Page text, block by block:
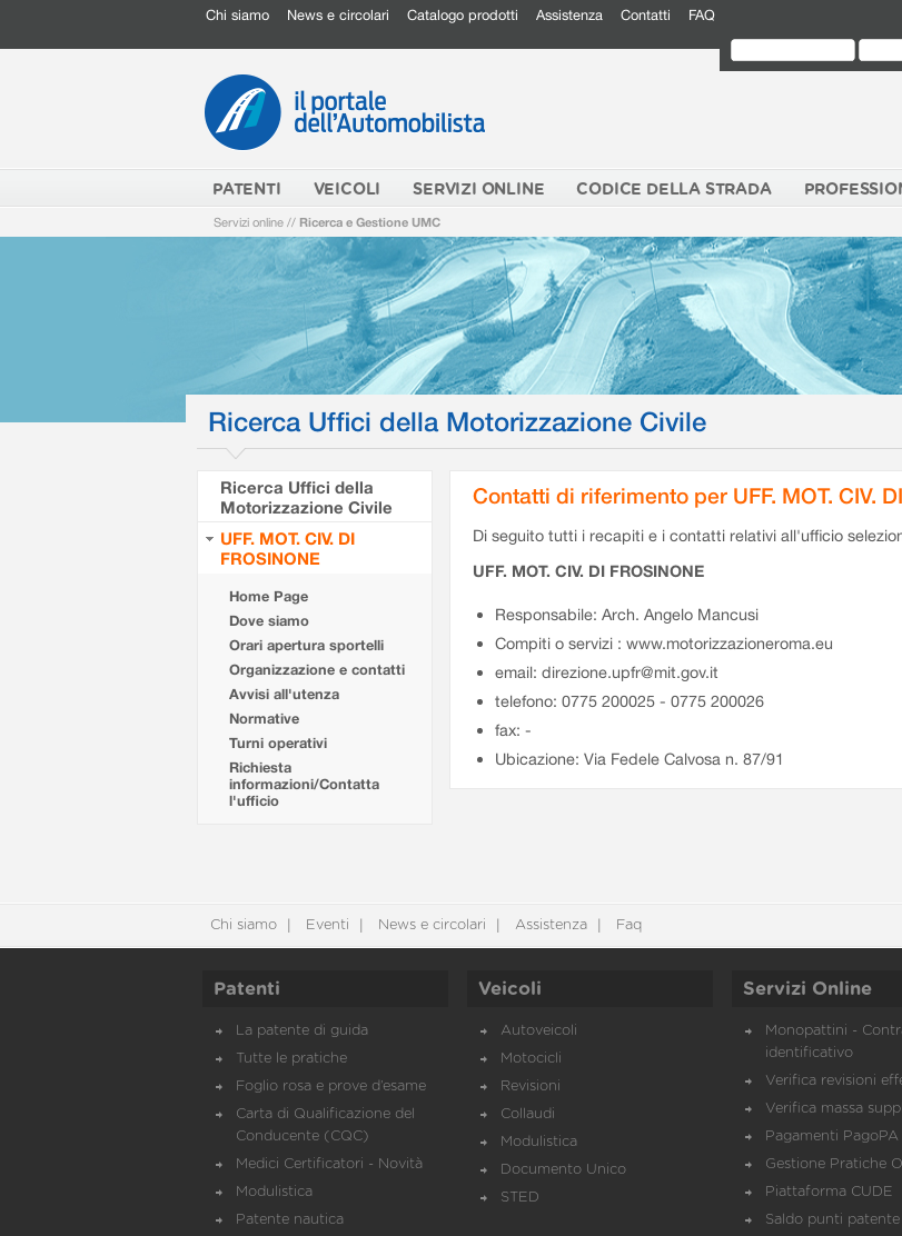
Chi siamo News e circolari Catalogo prodotti Assistenza Contatti FAQ
PATENTI VEICOLI SERVIZI ONLINE CODICE DELLA STRADA
Servizi online // Ricerca e Gestione UMC
Ricerca Uffici della Motorizzazione Civile
Ricerca Uffici della
Motorizzazione Civile
UFF. MOT. CIV. DI
FROSINONE
Home Page
Dove siamo
Orari apertura sportelli
Organizzazione e contatti
Avvisi all'utenza
Normative
Turni operativi
Richiesta
informazioni/Contatta
l'ufficio
Contatti di riferimento per UFF. MOT. CIV.
Di seguito tutti i recapiti e i contatti relativi all'ufficio
UFF. MOT. CIV. DI FROSINONE
Responsabile: Arch. Angelo Mancusi
Compiti o servizi : www.motorizzazioneroma.eu
email: direzione.upfr@mit.gov.it
telefono: 0775 200025 - 0775 200026
fax: -
Ubicazione: Via Fedele Calvosa n. 87/91
Chi siamo Eventi News e circolari Assistenza Faq
Patenti
La patente di guida
Tutte le pratiche
Foglio rosa e prove d’esame
Carta di Qualificazione del
Conducente (CQC)
Medici Certificatori - Novità
Modulistica
Patente nautica
Veicoli
Autoveicoli
Motocicli
Revisioni
Collaudi
Modulistica
Documento Unico
STED
Servizi Online
Monopattini -
identificativo
Verifica revisioni
Verifica massa
Pagamenti PagoPA
Gestione Pratiche
Piattaforma CUDE
Saldo punti patente